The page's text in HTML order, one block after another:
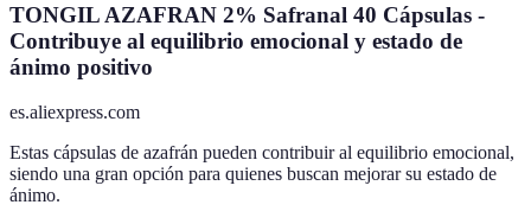
TONGIL AZAFRAN 2% Safranal 40 Cápsulas -
Contribuye al equilibrio emocional y estado de
ánimo positivo
es.aliexpress.com
Estas cápsulas de azafrán pueden contribuir al equilibrio emocional,
siendo una gran opción para quienes buscan mejorar su estado de
ánimo.